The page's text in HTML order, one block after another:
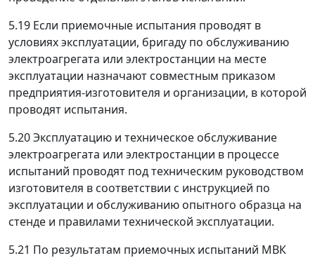
5.19 Если приемочные испытания проводят в
условиях эксплуатации, бригаду по обслуживанию
электроагрегата или электростанции на месте
эксплуатации назначают совместным приказом
предприятия-изготовителя и организации, в которой
проводят испытания.
5.20 Эксплуатацию и техническое обслуживание
электроагрегата или электростанции в процессе
испытаний проводят под техническим руководством
изготовителя в соответствии с инструкцией по
эксплуатации и обслуживанию опытного образца на
стенде и правилами технической эксплуатации.
5.21 По результатам приемочных испытаний МВК